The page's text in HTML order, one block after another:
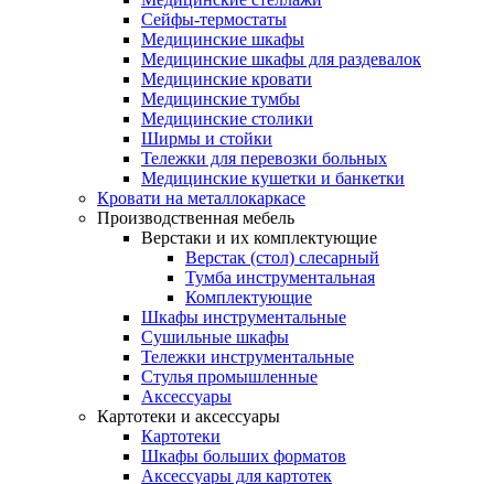
Сейфы-термостаты
Медицинские шкафы
Медицинские шкафы для раздевалок
Медицинские кровати
Медицинские тумбы
Медицинские столики
Ширмы и стойки
Тележки для перевозки больных
Медицинские кушетки и банкетки
Кровати на металлокаркасе
Производственная мебель
Верстаки и их комплектующие
Верстак (стол) слесарный
Тумба инструментальная
Комплектующие
Шкафы инструментальные
Сушильные шкафы
Тележки инструментальные
Стулья промышленные
Аксессуары
Картотеки и аксессуары
Картотеки
Шкафы больших форматов
Аксессуары для картотек